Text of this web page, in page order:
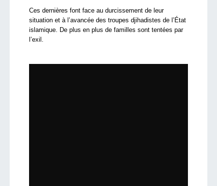
Ces dernières font face au durcissement de leur
situation et à l’avancée des troupes djihadistes de l’État
islamique. De plus en plus de familles sont tentées par
l’exil.